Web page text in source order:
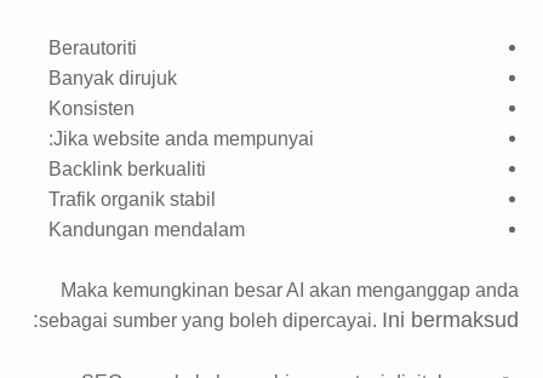
Berautoriti
Banyak dirujuk
Konsisten
Jika website anda mempunyai:
Backlink berkualiti
Trafik organik stabil
Kandungan mendalam
Maka kemungkinan besar AI akan menganggap anda
sebagai sumber yang boleh dipercayai. Ini bermaksud: